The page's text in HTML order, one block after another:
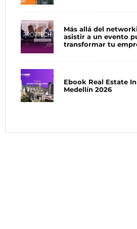
Más allá del
asistir a un evento
transformar tu
Ebook Real Estate
Medellín 2026